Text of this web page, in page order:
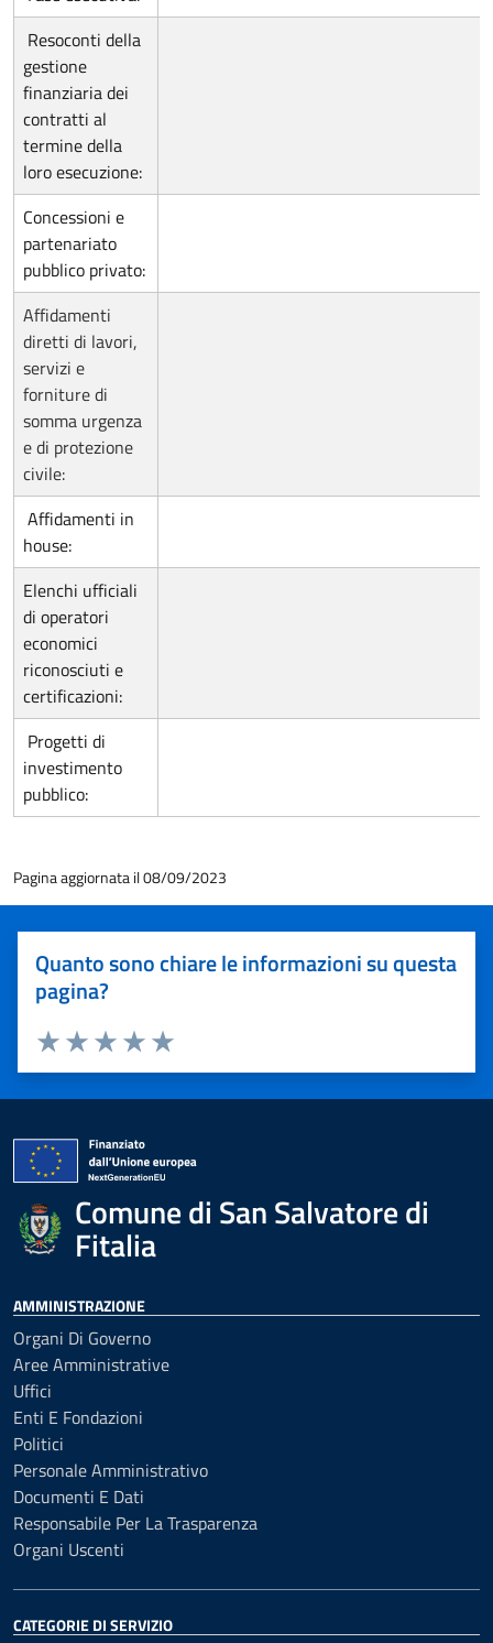
Resoconti della
gestione
finanziaria dei
contratti al
termine della
loro esecuzione:
Concessioni e
partenariato
pubblico privato:
Affidamenti
diretti di lavori,
servizi e
forniture di
somma urgenza
e di protezione
civile:
Affidamenti in
house:
Elenchi ufficiali
di operatori
economici
riconosciuti e
certificazioni:
Progetti di
investimento
pubblico:
Pagina aggiornata il 08/09/2023
Quanto sono chiare le informazioni su questa
pagina?
Valuta 5 stelle su 5
Valuta 4 stelle su 5
Valuta 3 stelle su 5
Valuta 2 stelle su 5
Valuta 1 stelle su 5
Comune di San Salvatore di
Fitalia
AMMINISTRAZIONE
Organi Di Governo
Aree Amministrative
Uffici
Enti E Fondazioni
Politici
Personale Amministrativo
Documenti E Dati
Responsabile Per La Trasparenza
Organi Uscenti
CATEGORIE DI SERVIZIO